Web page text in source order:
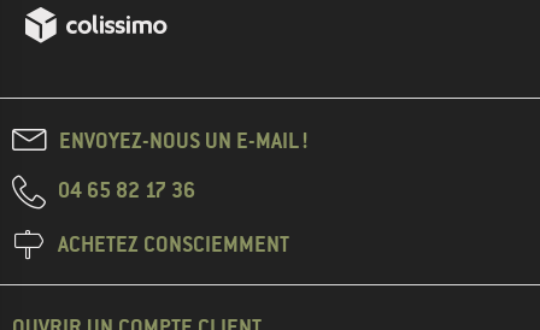
ENVOYEZ-NOUS UN E-MAIL !
04 65 82 17 36
ACHETEZ CONSCIEMMENT